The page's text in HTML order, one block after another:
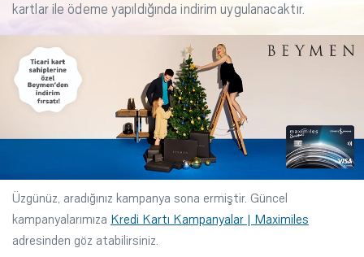
kartlar ile ödeme yapıldığında indirim uygulanacaktır.
Üzgünüz, aradığınız kampanya sona ermiştir. Güncel
kampanyalarımıza Kredi Kartı Kampanyalar | Maximiles
adresinden göz atabilirsiniz.